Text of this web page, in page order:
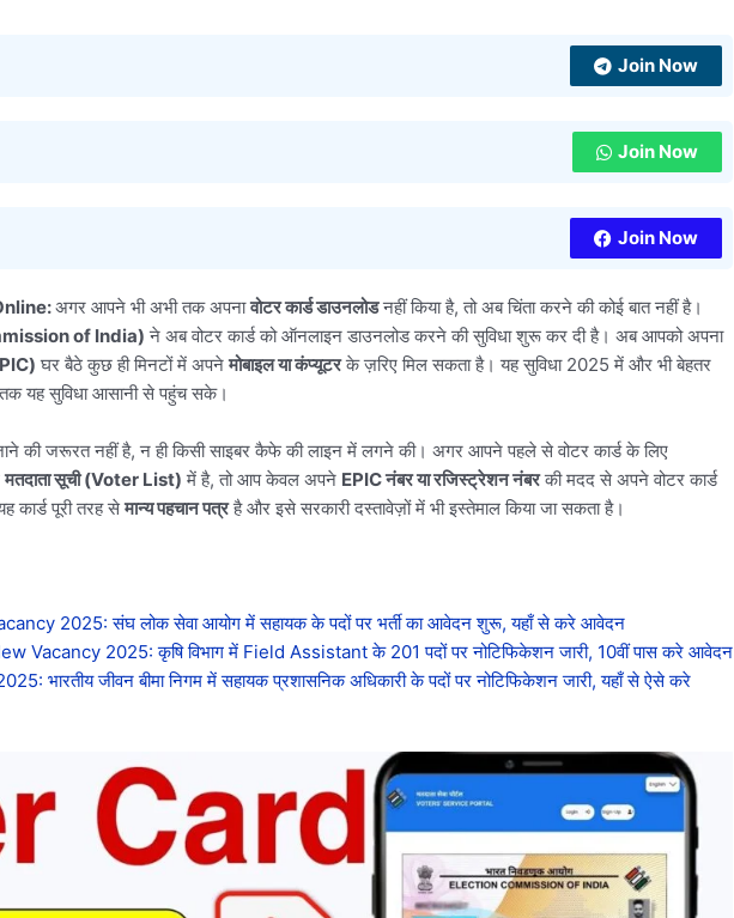
Join Now
Join Now
Join Now
अगर आपने भी अभी तक अपनावोटर कार्ड डाउनलोडनहीं किया है, तो अब चिंता करने की कोई बात नहीं है।
of India) ने अब वोटर कार्ड को ऑनलाइन डाउनलोड करने की सुविधा शुरू कर दी है। अब आपको अपना
घर बैठे कुछ ही मिनटों में अपनेमोबाइल या कंप्यूटरके ज़रिए मिल सकता है। यह सुविधा 2025 में और भी बेहतर
यह सुविधा आसानी से पहुंच सके।
की जरूरत नहीं है, न ही किसी साइबर कैफे की लाइन में लगने की। अगर आपने पहले से वोटर कार्ड के लिए
मतदाता सूची (Voter List) में है, तो आप केवल अपने EPIC नंबर या रजिस्ट्रेशन नंबरकी मदद से अपने वोटर कार्ड
कार्ड पूरी तरह सेमान्य पहचान पत्रहै और इसे सरकारी दस्तावेज़ों में भी इस्तेमाल किया जा सकता है।
2025: संघ लोक सेवा आयोग में सहायक के पदों पर भर्ती का आवेदन शुरू, यहाँ से करे आवेदन
Vacancy 2025: कृषि विभाग में Field Assistant के 201 पदों पर नोटिफिकेशन जारी, 10वीं पास करे आवेदन
भारतीय जीवन बीमा निगम में सहायक प्रशासनिक अधिकारी के पदों पर नोटिफिकेशन जारी, यहाँ से ऐसे करे